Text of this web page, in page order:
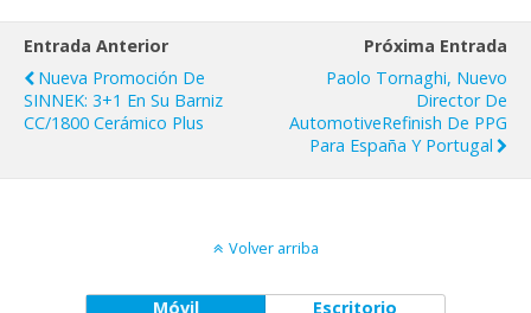
Entrada Anterior
Nueva Promoción De
SINNEK: 3+1 En Su Barniz
CC/1800 Cerámico Plus
Próxima Entrada
Paolo Tornaghi, Nuevo
Director De
AutomotiveRefinish De PPG
Para España Y Portugal
Volver arriba
Móvil Escritorio